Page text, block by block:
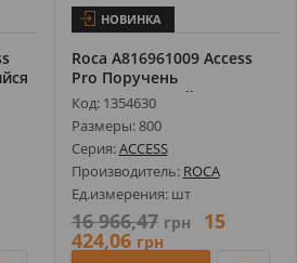
НОВИНКА
Roca A816961009 Access
Pro Поручень
Металлический По...
Код: 1354630
Размеры: 800
Серия:ACCESS
Производитель: ROCA
Ед.измерения: шт
16 966,47 грн 15
424,06 грн